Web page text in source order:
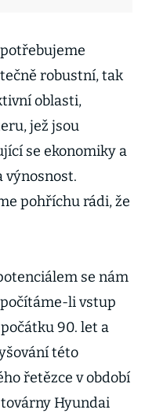
robustní, tak
oblasti,
jež jsou
se ekonomiky a
výnosnost.
pohříchu rádi, že
se nám
li vstup
90. let a
této
řetězce v období
Hyundai